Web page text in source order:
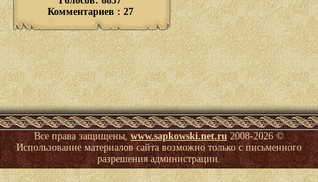
Комментариев : 27
Все права защищены,www.sapkowski.net.ru2008-2026 ©
Использование материалов сайта возможно только с письменного
разрешения администрации.